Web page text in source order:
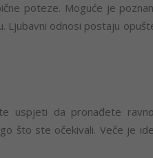
poteze. Moguće je
Ljubavni odnosi postaju
uspjeti da pronađete
što ste očekivali. Veče je